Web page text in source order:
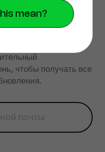
mean?
чтобы получать все